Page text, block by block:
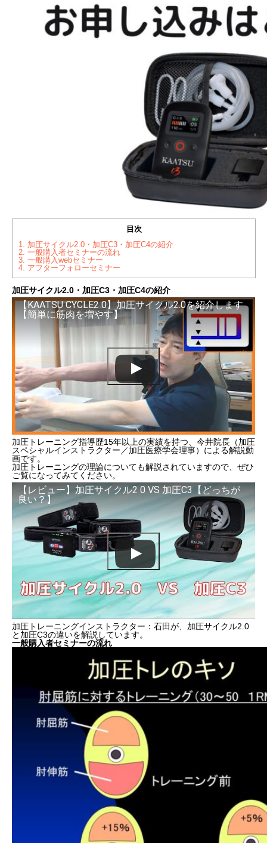
目次
1. 加圧サイクル2.0・加圧C3・加圧C4の紹介
2. 一般購入者セミナーの流れ
3. 一般購入webセミナー
4. アフターフォローセミナー
加圧サイクル2.0・加圧C3・加圧C4の紹介
【KAATSU CYCLE2 0】加圧サイクル2.0を紹介します
【簡単に筋肉を増やす】
加圧トレーニング指導歴15年以上の実績を持つ、今井院長（加圧
スペシャルインストラクター／加圧医療学会理事）による解説動
画です。
加圧トレーニングの理論についても解説されていますので、ぜひ
ご覧になってみてください。
【レビュー】加圧サイクル2 0 VS 加圧C3【どっちが
良い？】
加圧トレーニングインストラクター：石田が、加圧サイクル2.0
と加圧C3の違いを解説しています。
一般購入者セミナーの流れ